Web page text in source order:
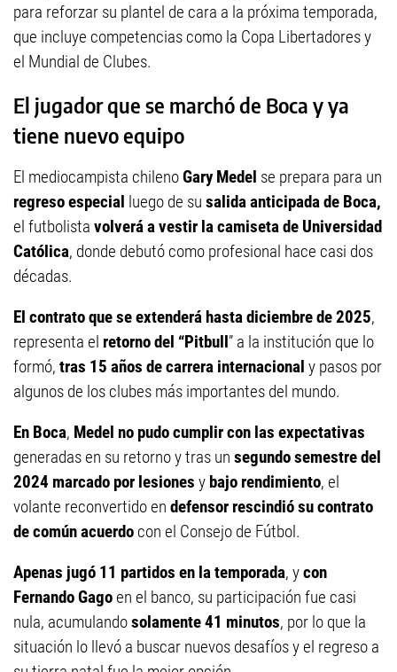
para reforzar su plantel de cara a la próxima temporada,
que incluye competencias como la Copa Libertadores y
el Mundial de Clubes.
El jugador que se marchó de Boca y ya
tiene nuevo equipo
El mediocampista chilenoGary Medel se prepara para un
regreso especial luego de su salida anticipada de Boca,
el futbolista volverá a vestir la camiseta de Universidad
Católica, donde debutó como profesional hace casi dos
décadas.
El contrato que se extenderá hasta diciembre de 2025,
representa el retorno del “Pitbull” a la institución que lo
formó, tras 15 años de carrera internacional y pasos por
algunos de los clubes más importantes del mundo.
En Boca, Medel no pudo cumplir con las expectativas
generadas en su retorno y tras un segundo semestre del
2024 marcado por lesiones y bajo rendimiento, el
volante reconvertido en defensor rescindió su contrato
de común acuerdo con el Consejo de Fútbol.
Apenas jugó 11 partidos en la temporada, ycon
Fernando Gagoen el banco, su participación fue casi
nula, acumulandosolamente 41 minutos, por lo que la
situación lo llevó a buscar nuevos desafíos y el regreso a